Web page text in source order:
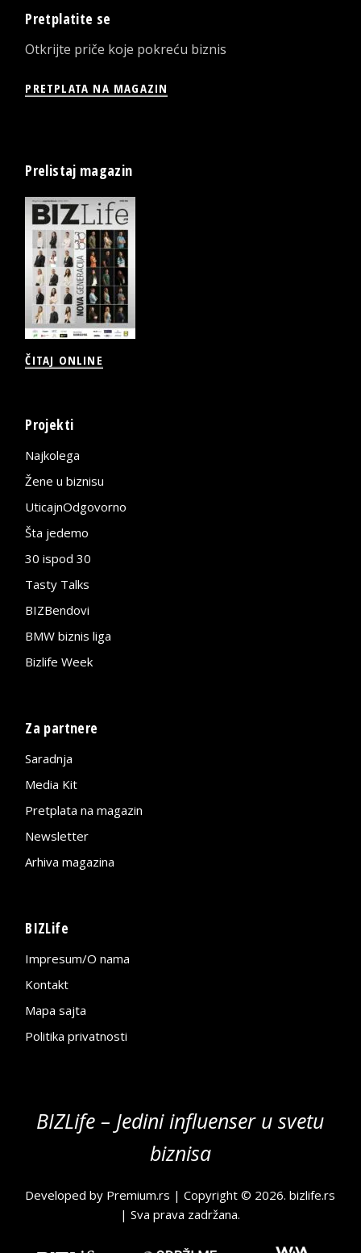
Pretplatite se
Otkrijte priče koje pokreću biznis
PRETPLATA NA MAGAZIN
Prelistaj magazin
ČITAJ ONLINE
Projekti
Najkolega
Žene u biznisu
UticajnOdgovorno
Šta jedemo
30 ispod 30
Tasty Talks
BIZBendovi
BMW biznis liga
Bizlife Week
Za partnere
Saradnja
Media Kit
Pretplata na magazin
Newsletter
Arhiva magazina
BIZLife
Impresum/O nama
Kontakt
Mapa sajta
Politika privatnosti
BIZLife – Jedini influenser u svetu
biznisa
Developed by Premium.rs | Copyright © 2026.bizlife.rs
| Sva prava zadržana.